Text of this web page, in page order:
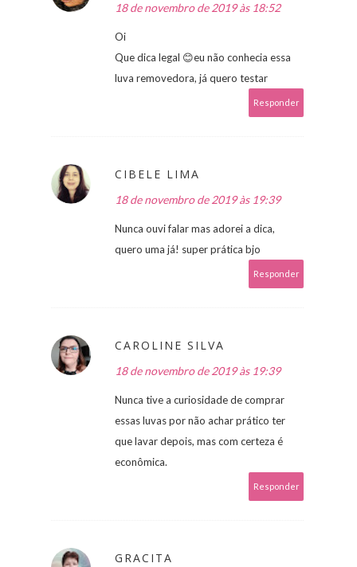
18 de novembro de 2019 às 18:52
Oi
Que dica legal 😊eu não conhecia essa
luva removedora, já quero testar
Responder
CIBELE LIMA
18 de novembro de 2019 às 19:39
Nunca ouvi falar mas adorei a dica,
quero uma já! super prática bjo
Responder
CAROLINE SILVA
18 de novembro de 2019 às 19:39
Nunca tive a curiosidade de comprar
essas luvas por não achar prático ter
que lavar depois, mas com certeza é
econômica.
Responder
GRACITA